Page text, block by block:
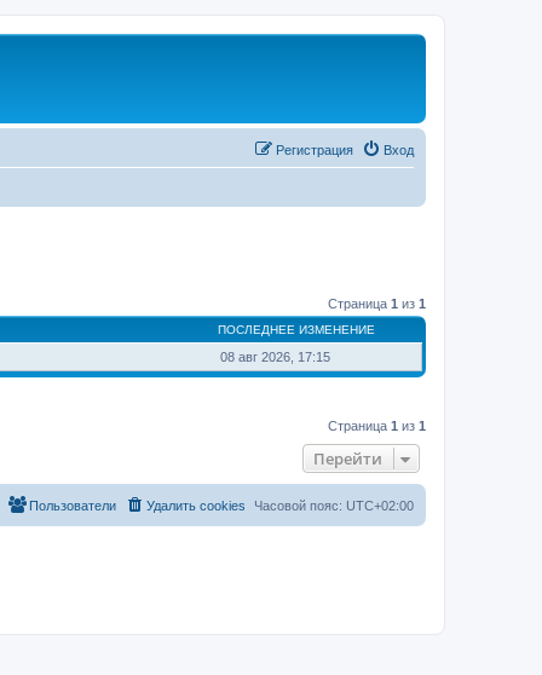
Вход
Регистрация
Страница 1 из 1
ПОСЛЕДНЕЕ ИЗМЕНЕНИЕ
08 авг 2026, 17:15
Страница 1 из 1
Перейти
Часовой пояс: UTC+02:00
Удалить cookies
Пользователи